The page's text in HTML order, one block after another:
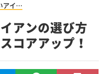
アイ…
アンの選び方
コアアップ！